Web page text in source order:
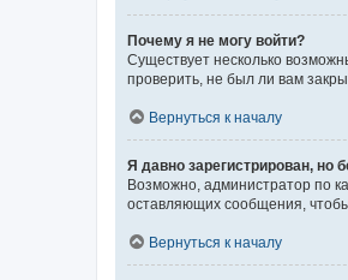
Почему я не могу войти?
Существует несколько
проверить, не был ли вам
Вернуться к началу
Я давно зарегистрирован, но
Возможно, администратор по
оставляющих сообщения, чтобы
Вернуться к началу